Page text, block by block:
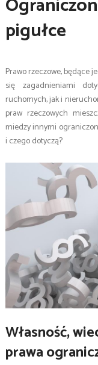
pigułce
Prawo rzeczowe, będące
się zagadnieniami
ruchomych, jak i
praw rzeczowych
miedzy innymi
i czego dotyczą?
Własność,
prawa